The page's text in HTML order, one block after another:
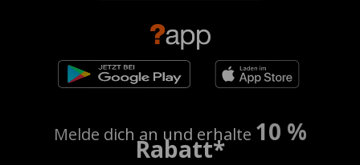
Melde dich an und erhalte 10 %
Rabatt*